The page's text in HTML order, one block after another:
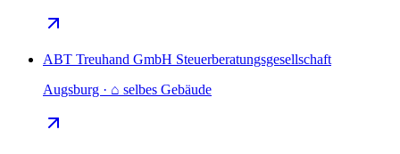
ABT Treuhand GmbH Steuerberatungsgesellschaft
Augsburg · ⌂ selbes Gebäude